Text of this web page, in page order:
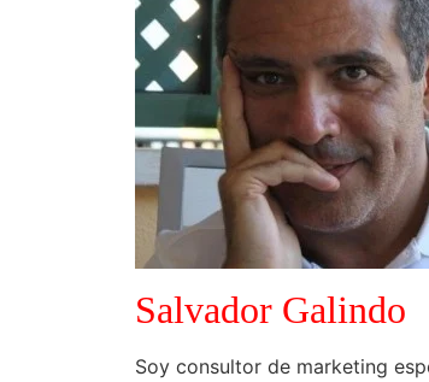
Salvador Galindo
Soy consultor de marketing